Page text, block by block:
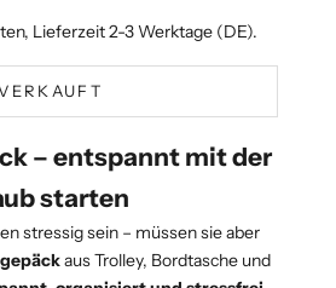
, Lieferzeit 2-3 Werktage (DE).
– entspannt mit der
starten
stressig sein – müssen sie aber
aus Trolley, Bordtasche und